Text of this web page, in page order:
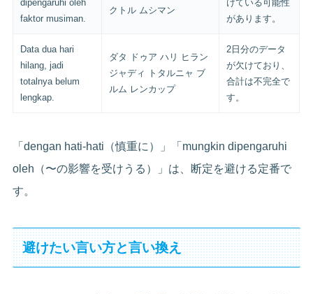
dipengaruhi oleh
faktor musiman.
クトル ムシマン
けている可能性
があります。
Data dua hari
hilang, jadi
totalnya belum
lengkap.
ダタ ドゥア ハリ ヒラン
ジャディ トタルニャ ブ
ルム レンカップ
2日分のデータ
が欠けており、
合計は不完全で
す。
「dengan hati-hati（慎重に）」「mungkin dipengaruhi
oleh（〜の影響を受けうる）」は、断定を避ける定番で
す。
避けたい言い方と言い換え